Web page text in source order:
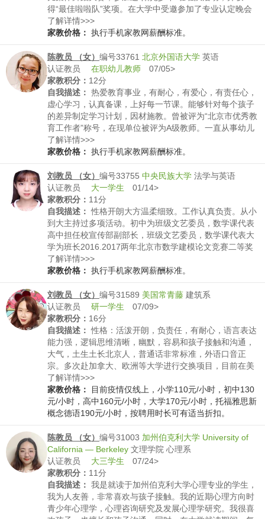
得“最佳啦啦队”奖项。在大学中受邀参加了专业认定晚会
舞蹈表演，连续三年参加了校跨年晚会。在大学中参加了
首都师范大学举办的“未来之星”讲课活动并获得奖项
了解详情>>>
家教价格： 执行手机家教网薪酬标准。
陈教员 （女） 编号33761 北京外国语大学 英语
认证教员 在职幼儿教师 07/05>
家教积分： 12分
自我描述： 热爱教育事业，有耐心，有爱心，有责任心，
虚心学习，认真备课，上好每一节课。能够针对每个孩子
的差异制定学习计划，因材施教。曾被评为“北京市优秀教
育工作者”称号，在现单位被评为A级教师。一直从事幼儿
的英语教学工作，近十年之久，工作经验丰富。
了解详情>>>
家教价格： 执行手机家教网薪酬标准。
刘教员 （女） 编号33755 中央民族大学 法学与英语
认证教员 大一学生 01/14>
家教积分： 11分
自我描述： 性格开朗大方温柔细致。工作认真负责。从小
到大主持过多项活动。初中为班级文艺委员，数学课代表
高中担任校宣传部副部长，班级文艺委员，数学课代表大
学为班长2016.2017两年北京市数学建模论文竞赛二等奖
英语四级574分
了解详情>>>
家教价格： 执行手机家教网薪酬标准。
刘教员 （女） 编号31589 美国常青藤 建筑系
认证教员 研一学生 07/09>
家教积分： 16分
自我描述： 性格：活泼开朗，负责任，有耐心，语言表达
能力强，逻辑思维清晰，幽默，容易和孩子接触和沟通，
大气，土生土长北京人，普通话非常标准，外语口音正
宗。多次赴加拿大、欧洲等大学进行交换项目，目前在美
国常春藤就读。特长：长笛六级、钢琴、尤克里里、篮
球、羽毛球、乒乓球、高尔夫、声乐、剪纸、话剧成绩：
1、大学本科（985、211、双一流院校）期间：三好学
生、优秀学生干部、优秀学生奖学金、学习优秀奖学金、
次二等奖、海峡两岸口译大赛二等奖、校英语演讲比赛二
等奖、歌手大赛三等奖2、小学、初中、高中：连续为北京
市三好学生，曾获全国绘画比赛二、三等奖多次，全国行
进管乐团比赛金奖，北京市行进管乐团比赛金奖，北京市
奥赛二等奖3、研究生期间：Meritbased奖学金
了解详情>>>
家教价格：
目前疫情仅线上，小学110元/小时，初中130
元/小时，高中160元/小时，大学170元/小时，托福雅思新
概念德语190元/小时，按聘用时长可有适当折扣。
陈教员 （女） 编号31003 加州伯克利大学 University of
California — Berkeley 文理学院 心理系
认证教员 大三学生 07/24>
家教积分： 11分
自我描述： 我是就读于加州伯克利大学心理专业的学生，
我为人友善，非常喜欢与孩子接触。我的近期心理方向时
青少年心理学，心理咨询研究及发展心理学研究。我很喜